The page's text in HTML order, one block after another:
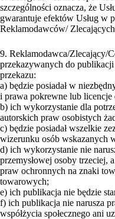
szczególności oznacza, że
gwarantuje efektów Usług w
Reklamodawców/
9. Reklamodawca/Zlecający/
przekazywanych do
przekazu:
a) będzie posiadał w
i prawa pokrewne lub licencje
b) ich wykorzystanie dla
autorskich praw osobistych
c) będzie posiadał wszelkie
wizerunku osób wskazanych
d) ich wykorzystanie nie
przemysłowej osoby trzeciej,
praw ochronnych na znaki
towarowych;
e) ich publikacja nie będzie
f) ich publikacja nie narusza
współżycia społecznego ani